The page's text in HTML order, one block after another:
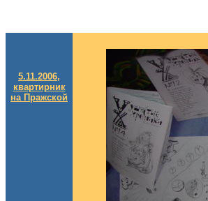
5.11.2006,
квартирник
на Пражской